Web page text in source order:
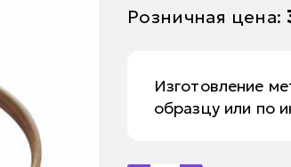
Розничная цена:
Изготовление
образцу или по